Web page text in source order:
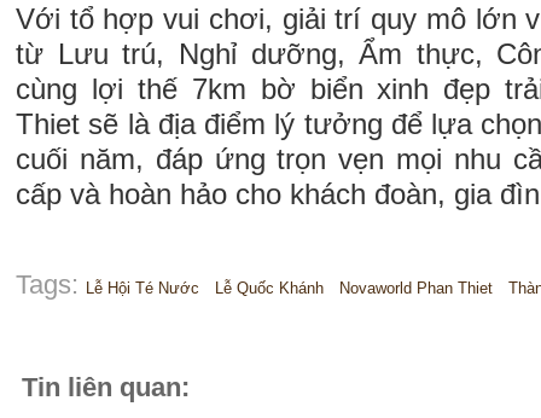
Với tổ hợp vui chơi, giải trí quy mô lớn
từ Lưu trú, Nghỉ dưỡng, Ẩm thực,
cùng lợi thế 7km bờ biển xinh đẹp
Thiet sẽ là địa điểm lý tưởng để lựa
cuối năm, đáp ứng trọn vẹn mọi nhu
cấp và hoàn hảo cho khách đoàn, gia
Tags: Lễ Hội Té Nước Lễ Quốc Khánh Novaworld Phan Thiet
Tin liên quan: